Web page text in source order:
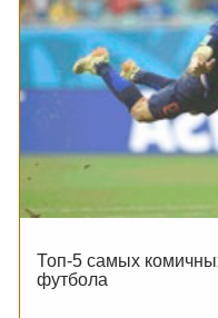
Топ-5 самых
футбола